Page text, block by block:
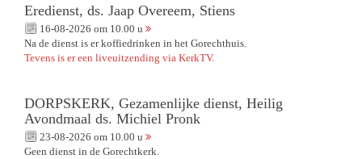
Eredienst, ds. Jaap Overeem, Stiens
16-08-2026 om 10.00 u
Na de dienst is er koffiedrinken in het Gorechthuis.
Tevens is er een liveuitzending via KerkTV.
DORPSKERK, Gezamenlijke dienst, Heilig
Avondmaal ds. Michiel Pronk
23-08-2026 om 10.00 u
Geen dienst in de Gorechtkerk.